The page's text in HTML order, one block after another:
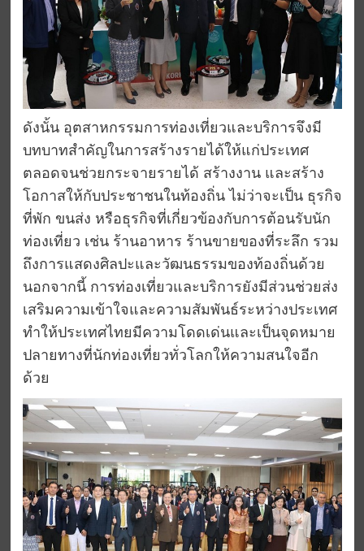
ดังนั้น อุตสาหกรรมการท่องเที่ยวและบริการจึงมี
บทบาทสำคัญในการสร้างรายได้ให้แก่ประเทศ
ตลอดจนช่วยกระจายรายได้ สร้างงาน และสร้าง
โอกาสให้กับประชาชนในท้องถิ่น ไม่ว่าจะเป็น ธุรกิจ
ที่พัก ขนส่ง หรือธุรกิจที่เกี่ยวข้องกับการต้อนรับนัก
ท่องเที่ยว เช่น ร้านอาหาร ร้านขายของที่ระลึก รวม
ถึงการแสดงศิลปะและวัฒนธรรมของท้องถิ่นด้วย
นอกจากนี้ การท่องเที่ยวและบริการยังมีส่วนช่วยส่ง
เสริมความเข้าใจและความสัมพันธ์ระหว่างประเทศ
ทำให้ประเทศไทยมีความโดดเด่นและเป็นจุดหมาย
ปลายทางที่นักท่องเที่ยวทั่วโลกให้ความสนใจอีก
ด้วย